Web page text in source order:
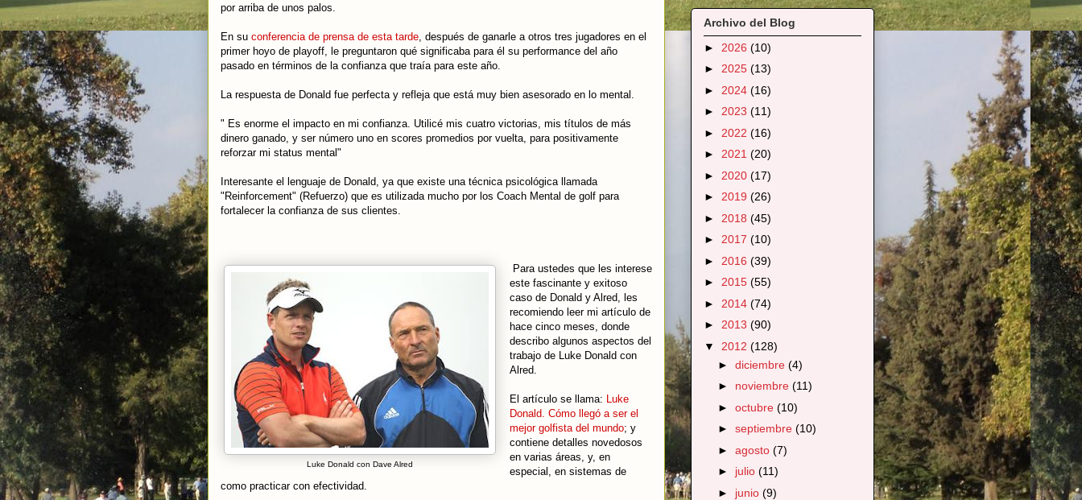
por arriba de unos palos.
En su conferencia de prensa de esta tarde , después de ganarle a otros tres jugadores en el
primer hoyo de playoff, le preguntaron qué significaba para él su performance del año
pasado en términos de la confianza que traía para este año.
La respuesta de Donald fue perfecta y refleja que está muy bien asesorado en lo mental.
" Es enorme el impacto en mi confianza. Utilicé mis cuatro victorias, mis títulos de más
dinero ganado, y ser número uno en scores promedios por vuelta, para positivamente
reforzar mi status mental"
Interesante el lenguaje de Donald, ya que existe una técnica psicológica llamada
"Reinforcement" (Refuerzo) que es utilizada mucho por los Coach Mental de golf para
fortalecer la confianza de sus clientes.
Luke Donald con Dave Alred
Para ustedes que les interese
este fascinante y exitoso
caso de Donald y Alred, les
recomiendo leer mi artículo de
hace cinco meses, donde
describo algunos aspectos del
trabajo de Luke Donald con
Alred.
El artículo se llama: Luke
Donald. Cómo llegó a ser el
mejor golfista del mundo; y
contiene detalles novedosos
en varias áreas, y, en
especial, en sistemas de
como practicar con efectividad.
Archivo del Blog
► 2026 (10)
► 2025 (13)
► 2024 (16)
► 2023 (11)
► 2022 (16)
► 2021 (20)
► 2020 (17)
► 2019 (26)
► 2018 (45)
► 2017 (10)
► 2016 (39)
► 2015 (55)
► 2014 (74)
► 2013 (90)
▼ 2012 (128)
► diciembre (4)
► noviembre (11)
► octubre (10)
► septiembre (10)
► agosto (7)
► julio (11)
► junio (9)